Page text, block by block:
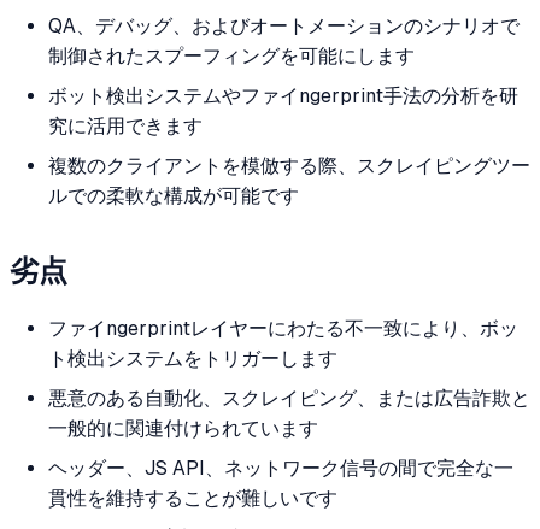
QA、デバッグ、およびオートメーションのシナリオで
制御されたスプーフィングを可能にします
ボット検出システムやファイngerprint手法の分析を研
究に活用できます
複数のクライアントを模倣する際、スクレイピングツー
ルでの柔軟な構成が可能です
劣点
ファイngerprintレイヤーにわたる不一致により、ボッ
ト検出システムをトリガーします
悪意のある自動化、スクレイピング、または広告詐欺と
一般的に関連付けられています
ヘッダー、JS API、ネットワーク信号の間で完全な一
貫性を維持することが難しいです